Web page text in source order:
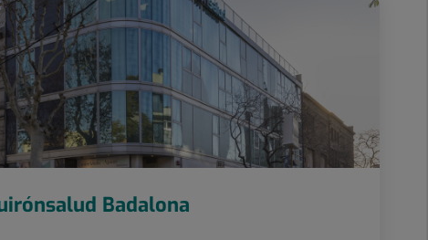
Badalona